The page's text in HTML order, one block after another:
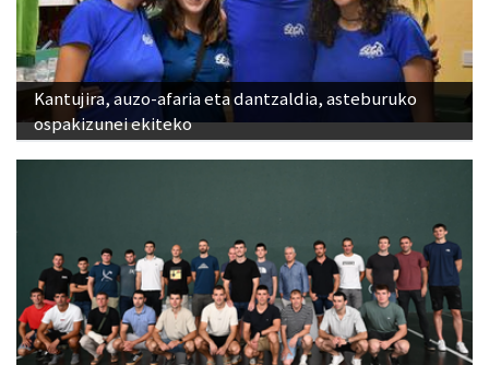
Kantujira, auzo-afaria eta dantzaldia, asteburuko
ospakizunei ekiteko